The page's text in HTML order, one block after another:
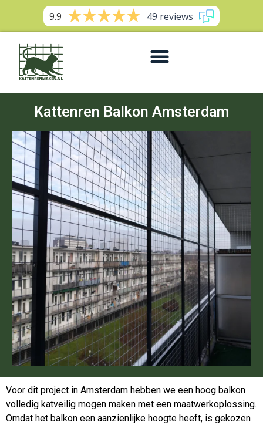
9.9 49 reviews
Kattenren Balkon Amsterdam
Voor dit project in Amsterdam hebben we een hoog balkon
volledig katveilig mogen maken met een maatwerkoplossing.
Omdat het balkon een aanzienlijke hoogte heeft, is gekozen